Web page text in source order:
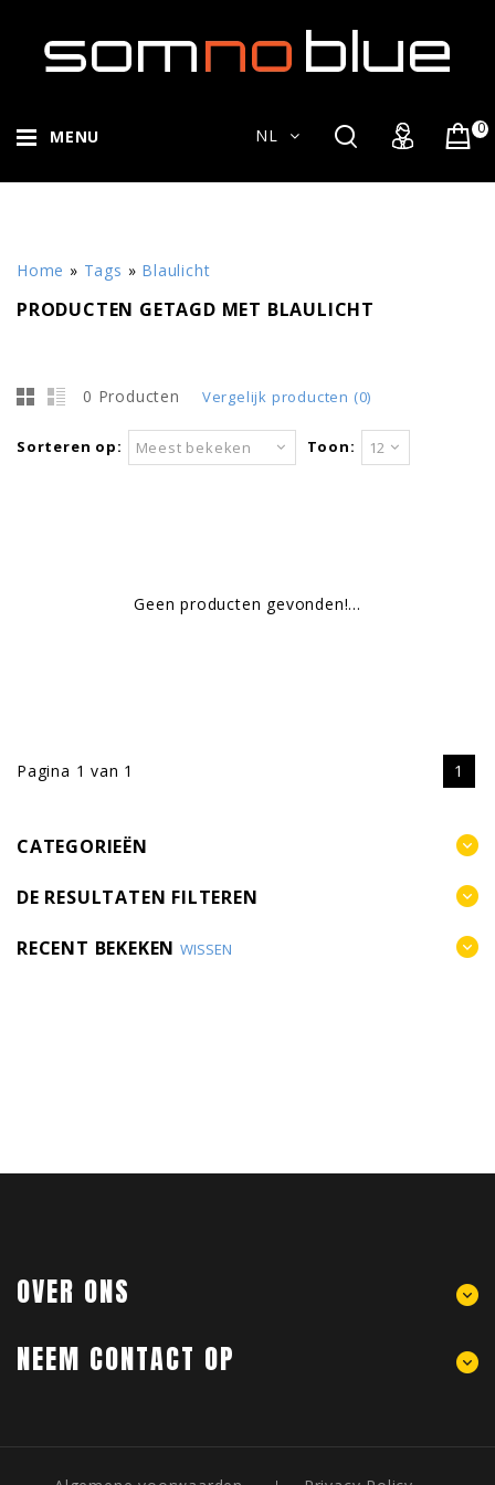
MENU 0
NL
Home » Tags » Blaulicht
PRODUCTEN GETAGD MET BLAULICHT
0 Producten Vergelijk producten (0)
Sorteren op: Meest bekeken Toon: 12
Geen producten gevonden!...
Pagina 1 van 1 1
CATEGORIEËN
DE RESULTATEN FILTEREN
RECENT BEKEKEN WISSEN
OVER ONS
NEEM CONTACT OP